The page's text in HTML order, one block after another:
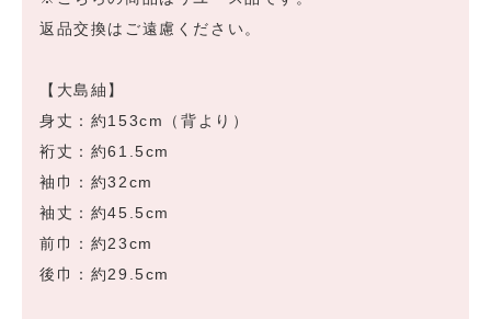
返品交換はご遠慮ください。
【大島紬】
身丈：約153cm（背より）
裄丈：約61.5cm
袖巾：約32cm
袖丈：約45.5cm
前巾：約23cm
後巾：約29.5cm